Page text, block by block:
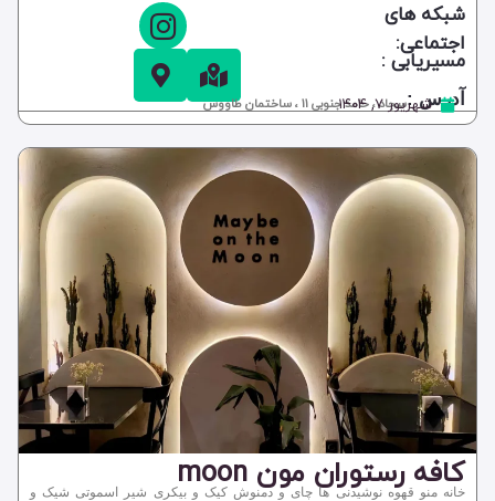
شبکه های
اجتماعی:
مسیریابی :
سجاد ، حامد جنوبی 11 ، ساختمان طاووسآدرس :شهریور ۷, ۱۴۰۴
کافه رستوران مون moon
خانه منو قهوه نوشیدنی ها چای و دمنوش کیک و بیکری شیر اسموتی شیک و